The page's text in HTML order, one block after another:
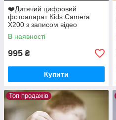
❤️Дитячий цифровий
фотоапарат Kids Camera
X200 з записом відео
В наявності
995 ₴
Купити
Топ продажів